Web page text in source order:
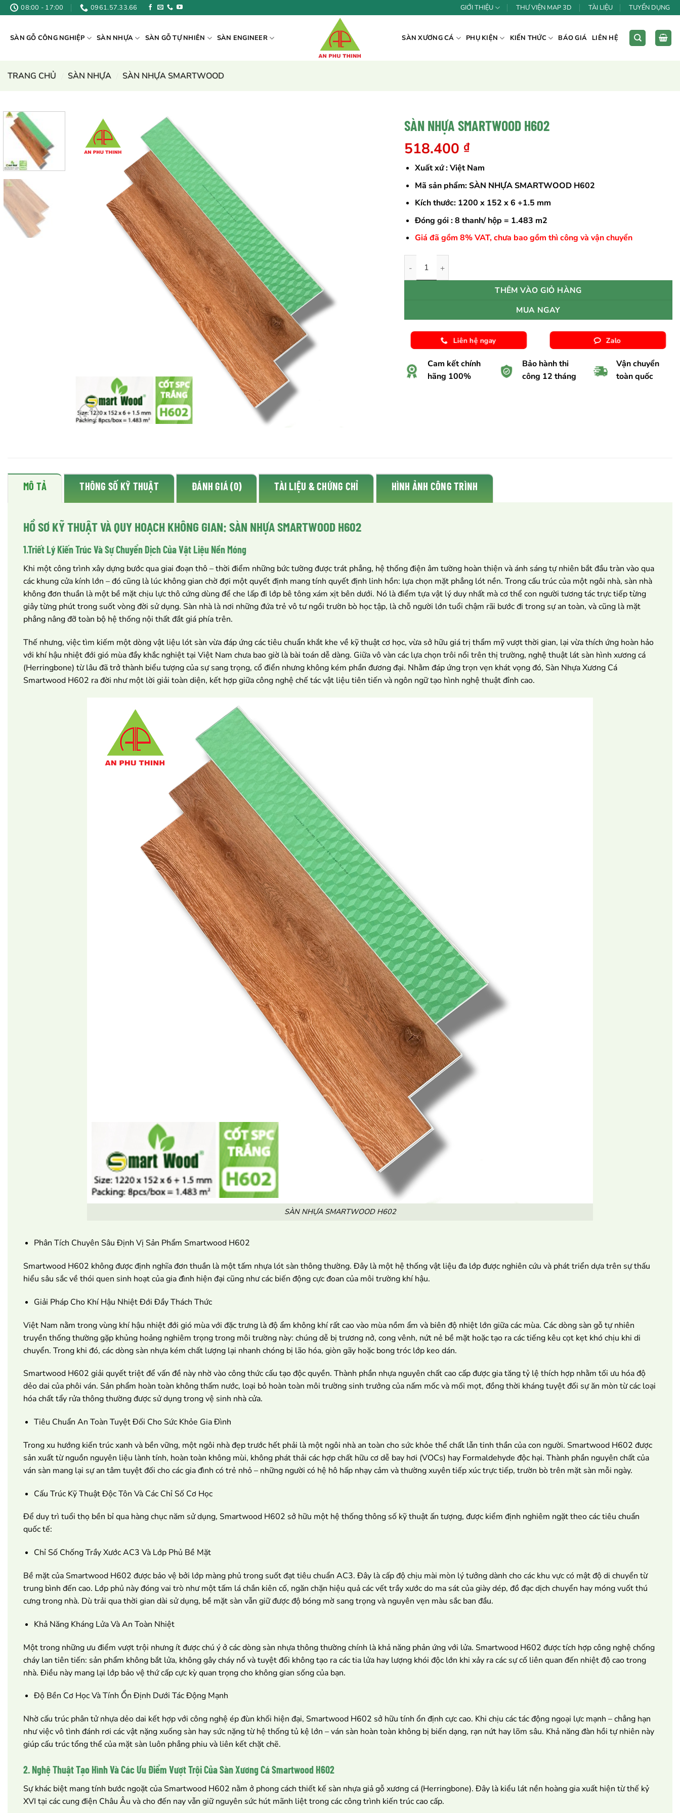
qua
dung
08:00 - 17:00 0961.57.33.66 GIỚI THIỆU THƯ VIỆN MAP 3D TÀI LIỆU TUYỂN DỤNG
SÀN GỖ CÔNG NGHIỆP SÀN NHỰA SÀN GỖ TỰ NHIÊN SÀN ENGINEER SÀN XƯƠNG CÁ PHỤ KIỆN KIẾN THỨC BÁO GIÁ LIÊN HỆ
TRANG CHỦ SÀN NHỰA SÀN NHỰA SMARTWOOD
SÀN NHỰA SMARTWOOD H602
518.400 ₫
Xuất xứ : Việt Nam
Mã sản phẩm: SÀN NHỰA SMARTWOOD H602
Kích thước: 1200 x 152 x 6 +1.5 mm
Đóng gói : 8 thanh/ hộp = 1.483 m2
Giá đã gồm 8% VAT, chưa bao gồm thì công và vận chuyển
THÊM VÀO GIỎ HÀNG
MUA NGAY
Liên hệ ngay Zalo
Cam kết chính
hãng 100%
Bảo hành thi
công 12 tháng
Vận chuyển
toàn quốc
MÔ TẢ THÔNG SỐ KỸ THUẬT ĐÁNH GIÁ (0) TÀI LIỆU & CHỨNG CHỈ HÌNH ẢNH CÔNG TRÌNH
HỒ SƠ KỸ THUẬT VÀ QUY HOẠCH KHÔNG GIAN: SÀN NHỰA SMARTWOOD H602
1.Triết Lý Kiến Trúc Và Sự Chuyển Dịch Của Vật Liệu Nền Móng
Khi một công trình xây dựng bước qua giai đoạn thô – thời điểm những bức tường được trát phẳng, hệ thống điện âm tường hoàn thiện và ánh sáng tự nhiên bắt đầu tràn vào qua
các khung cửa kính lớn – đó cũng là lúc không gian chờ đợi một quyết định mang tính quyết định linh hồn: lựa chọn mặt phẳng lót nền. Trong cấu trúc của một ngôi nhà, sàn nhà
không đơn thuần là một bề mặt chịu lực thô cứng dùng để che lấp đi lớp bê tông xám xịt bên dưới. Nó là điểm tựa vật lý duy nhất mà cơ thể con người tương tác trực tiếp từng
giây từng phút trong suốt vòng đời sử dụng. Sàn nhà là nơi những đứa trẻ vô tư ngồi trườn bò học tập, là chỗ người lớn tuổi chậm rãi bước đi trong sự an toàn, và cũng là mặt
phẳng nâng đỡ toàn bộ hệ thống nội thất đắt giá phía trên.
Thế nhưng, việc tìm kiếm một dòng vật liệu lót sàn vừa đáp ứng các tiêu chuẩn khắt khe về kỹ thuật cơ học, vừa sở hữu giá trị thẩm mỹ vượt thời gian, lại vừa thích ứng hoàn hảo
với khí hậu nhiệt đới gió mùa đầy khắc nghiệt tại Việt Nam chưa bao giờ là bài toán dễ dàng. Giữa vô vàn các lựa chọn trôi nổi trên thị trường, nghệ thuật lát sàn hình xương cá
(Herringbone) từ lâu đã trở thành biểu tượng của sự sang trọng, cổ điển nhưng không kém phần đương đại. Nhằm đáp ứng trọn vẹn khát vọng đó, Sàn Nhựa Xương Cá
Smartwood H602 ra đời như một lời giải toàn diện, kết hợp giữa công nghệ chế tác vật liệu tiên tiến và ngôn ngữ tạo hình nghệ thuật đỉnh cao.
SÀN NHỰA SMARTWOOD H602
Phân Tích Chuyên Sâu Định Vị Sản Phẩm Smartwood H602
Smartwood H602 không được định nghĩa đơn thuần là một tấm nhựa lót sàn thông thường. Đây là một hệ thống vật liệu đa lớp được nghiên cứu và phát triển dựa trên sự thấu
hiểu sâu sắc về thói quen sinh hoạt của gia đình hiện đại cũng như các biến động cực đoan của môi trường khí hậu.
Giải Pháp Cho Khí Hậu Nhiệt Đới Đầy Thách Thức
Việt Nam nằm trong vùng khí hậu nhiệt đới gió mùa với đặc trưng là độ ẩm không khí rất cao vào mùa nồm ẩm và biên độ nhiệt lớn giữa các mùa. Các dòng sàn gỗ tự nhiên
truyền thống thường gặp khủng hoảng nghiêm trọng trong môi trường này: chúng dễ bị trương nở, cong vênh, nứt nẻ bề mặt hoặc tạo ra các tiếng kêu cọt kẹt khó chịu khi di
chuyển. Trong khi đó, các dòng sàn nhựa kém chất lượng lại nhanh chóng bị lão hóa, giòn gãy hoặc bong tróc lớp keo dán.
Smartwood H602 giải quyết triệt để vấn đề này nhờ vào công thức cấu tạo độc quyền. Thành phần nhựa nguyên chất cao cấp được gia tăng tỷ lệ thích hợp nhằm tối ưu hóa độ
dẻo dai của phôi ván. Sản phẩm hoàn toàn không thấm nước, loại bỏ hoàn toàn môi trường sinh trưởng của nấm mốc và mối mọt, đồng thời kháng tuyệt đối sự ăn mòn từ các loại
hóa chất tẩy rửa thông thường được sử dụng trong vệ sinh nhà cửa.
Tiêu Chuẩn An Toàn Tuyệt Đối Cho Sức Khỏe Gia Đình
Trong xu hướng kiến trúc xanh và bền vững, một ngôi nhà đẹp trước hết phải là một ngôi nhà an toàn cho sức khỏe thể chất lẫn tinh thần của con người. Smartwood H602 được
sản xuất từ nguồn nguyên liệu lành tính, hoàn toàn không mùi, không phát thải các hợp chất hữu cơ dễ bay hơi (VOCs) hay Formaldehyde độc hại. Thành phần nguyên chất của
ván sàn mang lại sự an tâm tuyệt đối cho các gia đình có trẻ nhỏ – những người có hệ hô hấp nhạy cảm và thường xuyên tiếp xúc trực tiếp, trườn bò trên mặt sàn mỗi ngày.
Cấu Trúc Kỹ Thuật Độc Tôn Và Các Chỉ Số Cơ Học
Để duy trì tuổi thọ bền bỉ qua hàng chục năm sử dụng, Smartwood H602 sở hữu một hệ thống thông số kỹ thuật ấn tượng, được kiểm định nghiêm ngặt theo các tiêu chuẩn
quốc tế:
Chỉ Số Chống Trầy Xước AC3 Và Lớp Phủ Bề Mặt
Bề mặt của Smartwood H602 được bảo vệ bởi lớp màng phủ trong suốt đạt tiêu chuẩn AC3. Đây là cấp độ chịu mài mòn lý tưởng dành cho các khu vực có mật độ di chuyển từ
trung bình đến cao. Lớp phủ này đóng vai trò như một tấm lá chắn kiên cố, ngăn chặn hiệu quả các vết trầy xước do ma sát của giày dép, đồ đạc dịch chuyển hay móng vuốt thú
cưng trong nhà. Dù trải qua thời gian dài sử dụng, bề mặt sàn vẫn giữ được độ bóng mờ sang trọng và nguyên vẹn màu sắc ban đầu.
Khả Năng Kháng Lửa Và An Toàn Nhiệt
Một trong những ưu điểm vượt trội nhưng ít được chú ý ở các dòng sàn nhựa thông thường chính là khả năng phản ứng với lửa. Smartwood H602 được tích hợp công nghệ chống
cháy lan tiên tiến: sản phẩm không bắt lửa, không gây cháy nổ và tuyệt đối không tạo ra các tia lửa hay lượng khói độc lớn khi xảy ra các sự cố liên quan đến nhiệt độ cao trong
nhà. Điều này mang lại lớp bảo vệ thứ cấp cực kỳ quan trọng cho không gian sống của bạn.
Độ Bền Cơ Học Và Tính Ổn Định Dưới Tác Động Mạnh
Nhờ cấu trúc phân tử nhựa dẻo dai kết hợp với công nghệ ép đùn khối hiện đại, Smartwood H602 sở hữu tính ổn định cực cao. Khi chịu các tác động ngoại lực mạnh – chẳng hạn
như việc vô tình đánh rơi các vật nặng xuống sàn hay sức nặng từ hệ thống tủ kệ lớn – ván sàn hoàn toàn không bị biến dạng, rạn nứt hay lõm sâu. Khả năng đàn hồi tự nhiên này
giúp cấu trúc tổng thể của mặt sàn luôn phẳng phiu và liên kết chặt chẽ.
2. Nghệ Thuật Tạo Hình Và Các Ưu Điểm Vượt Trội Của Sàn Xương Cá Smartwood H602
Sự khác biệt mang tính bước ngoặt của Smartwood H602 nằm ở phong cách thiết kế sàn nhựa giả gỗ xương cá (Herringbone). Đây là kiểu lát nền hoàng gia xuất hiện từ thế kỷ
XVI tại các cung điện Châu Âu và cho đến nay vẫn giữ nguyên sức hút mãnh liệt trong các công trình kiến trúc cao cấp.